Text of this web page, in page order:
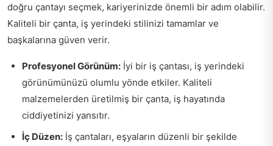
doğru çantayı seçmek, kariyerinizde önemli bir adım olabilir.
Kaliteli bir çanta, iş yerindeki stilinizi tamamlar ve
başkalarına güven verir.
Profesyonel Görünüm: İyi bir iş çantası, iş yerindeki
görünümünüzü olumlu yönde etkiler. Kaliteli
malzemelerden üretilmiş bir çanta, iş hayatında
ciddiyetinizi yansıtır.
İç Düzen: İş çantaları, eşyaların düzenli bir şekilde